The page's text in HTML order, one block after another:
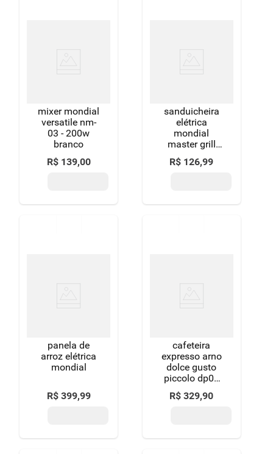
mixer mondial
versatile nm-
03 - 200w
branco
R$ 139,00
sanduicheira
elétrica
mondial
master grill
preta 110v
R$ 126,99
panela de
arroz elétrica
mondial
R$ 399,99
cafeteira
expresso arno
dolce gusto
piccolo dp06
vermelha - 15
bar
R$ 329,90